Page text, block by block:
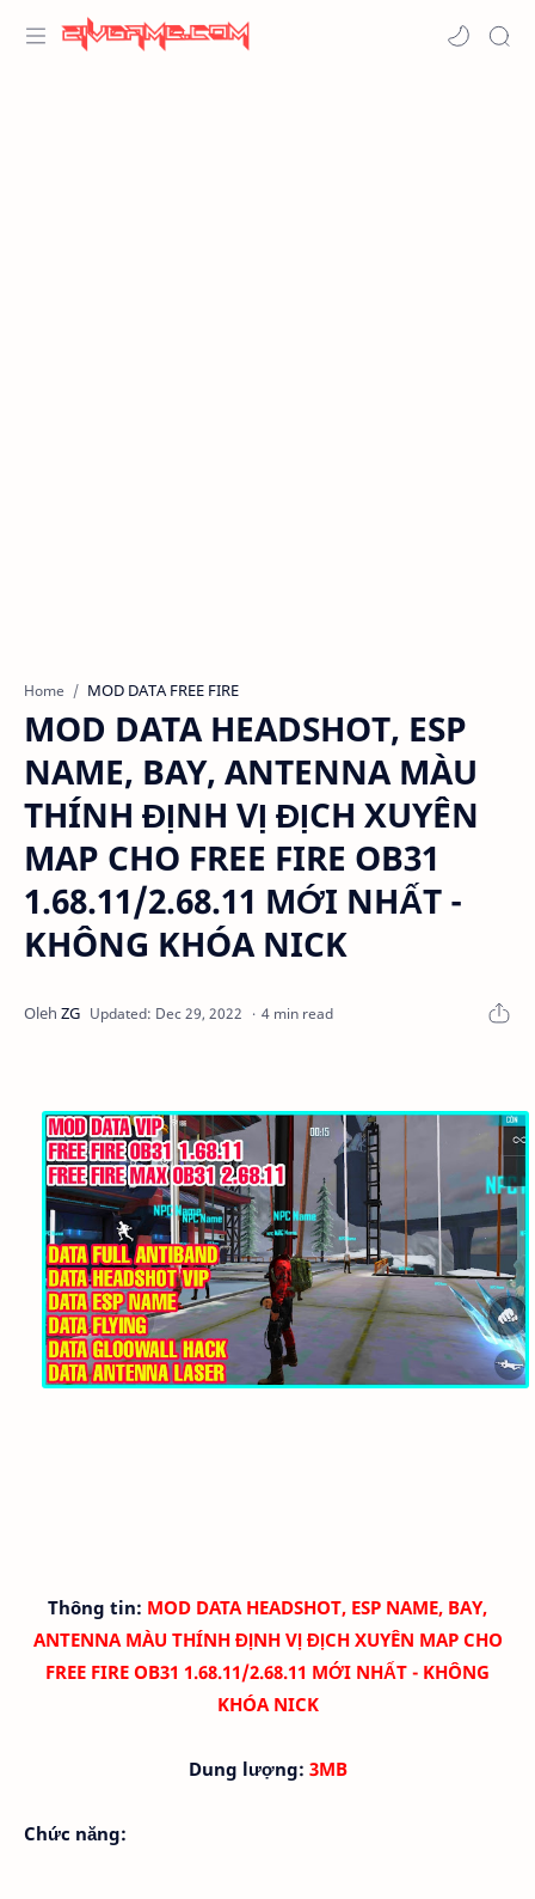
Home MOD DATA FREE FIRE
MOD DATA HEADSHOT, ESP
NAME, BAY, ANTENNA MÀU
THÍNH ĐỊNH VỊ ĐỊCH XUYÊN
MAP CHO FREE FIRE OB31
1.68.11/2.68.11 MỚI NHẤT -
KHÔNG KHÓA NICK
4 min read
Thông tin: MOD DATA HEADSHOT, ESP NAME, BAY,
ANTENNA MÀU THÍNH ĐỊNH VỊ ĐỊCH XUYÊN MAP CHO
FREE FIRE OB31 1.68.11/2.68.11 MỚI NHẤT - KHÔNG
KHÓA NICK
Dung lượng: 3MB
Chức năng: